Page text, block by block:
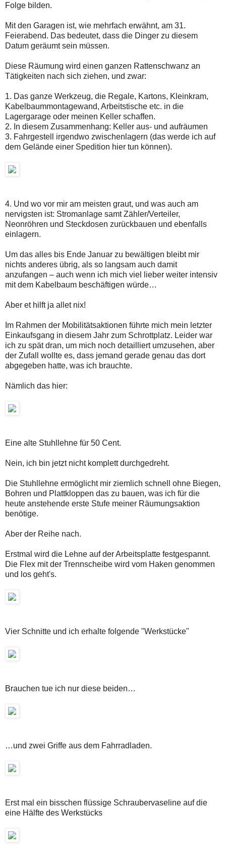
Folge bilden.
Mit den Garagen ist, wie mehrfach erwähnt, am 31.
Feierabend. Das bedeutet, dass die Dinger zu diesem
Datum geräumt sein müssen.
Diese Räumung wird einen ganzen Rattenschwanz an
Tätigkeiten nach sich ziehen, und zwar:
1. Das ganze Werkzeug, die Regale, Kartons, Kleinkram,
Kabelbaummontagewand, Arbeitstische etc. in die
Lagergarage oder meinen Keller schaffen.
2. In diesem Zusammenhang: Keller aus- und aufräumen
3. Fahrgestell irgendwo zwischenlagern (das werde ich auf
dem Gelände einer Spedition hier tun können).
4. Und wo vor mir am meisten graut, und was auch am
nervigsten ist: Stromanlage samt Zähler/Verteiler,
Neonröhren und Steckdosen zurückbauen und ebenfalls
einlagern.
Um das alles bis Ende Januar zu bewältigen bleibt mir
nichts anderes übrig, als so langsam auch damit
anzufangen – auch wenn ich mich viel lieber weiter intensiv
mit dem Kabelbaum beschäftigen würde…
Aber et hilft ja allet nix!
Im Rahmen der Mobilitätsaktionen führte mich mein letzter
Einkaufsgang in diesem Jahr zum Schrottplatz. Leider war
ich zu spät dran, um mich noch detailliert umzusehen, aber
der Zufall wollte es, dass jemand gerade genau das dort
abgegeben hatte, was ich brauchte.
Nämlich das hier:
Eine alte Stuhllehne für 50 Cent.
Nein, ich bin jetzt nicht komplett durchgedreht.
Die Stuhllehne ermöglicht mir ziemlich schnell ohne Biegen,
Bohren und Plattkloppen das zu bauen, was ich für die
heute anstehende erste Stufe meiner Räumungsaktion
benötige.
Aber der Reihe nach.
Erstmal wird die Lehne auf der Arbeitsplatte festgespannt.
Die Flex mit der Trennscheibe wird vom Haken genommen
und los geht's.
Vier Schnitte und ich erhalte folgende "Werkstücke"
Brauchen tue ich nur diese beiden…
…und zwei Griffe aus dem Fahrradladen.
Erst mal ein bisschen flüssige Schraubervaseline auf die
eine Hälfte des Werkstücks